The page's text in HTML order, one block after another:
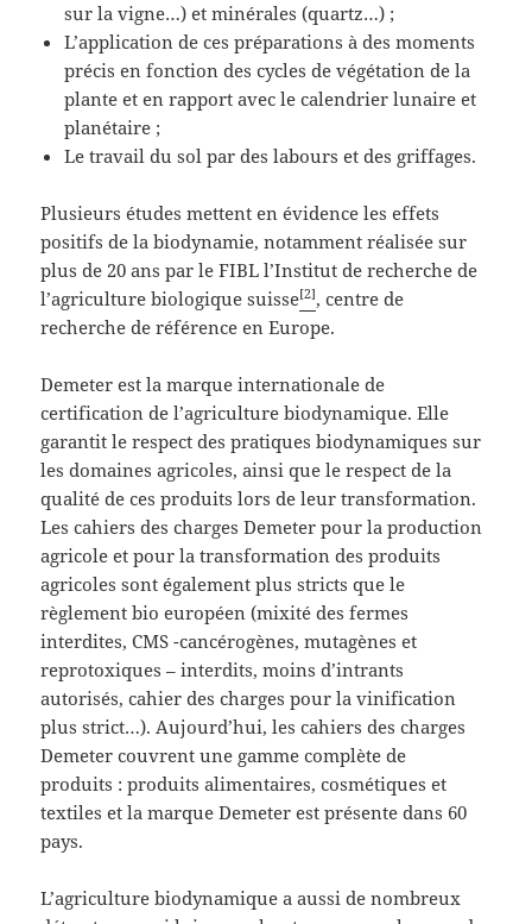
sur la vigne…) et minérales (quartz…) ;
L’application de ces préparations à des moments
précis en fonction des cycles de végétation de la
plante et en rapport avec le calendrier lunaire et
planétaire ;
Le travail du sol par des labours et des griffages.
Plusieurs études mettent en évidence les effets
positifs de la biodynamie, notamment réalisée sur
plus de 20 ans par le FIBL l’Institut de recherche de
l’agriculture biologique suisse[2], centre de
recherche de référence en Europe.
Demeter est la marque internationale de
certification de l’agriculture biodynamique. Elle
garantit le respect des pratiques biodynamiques sur
les domaines agricoles, ainsi que le respect de la
qualité de ces produits lors de leur transformation.
Les cahiers des charges Demeter pour la production
agricole et pour la transformation des produits
agricoles sont également plus stricts que le
règlement bio européen (mixité des fermes
interdites, CMS -cancérogènes, mutagènes et
reprotoxiques – interdits, moins d’intrants
autorisés, cahier des charges pour la vinification
plus strict…). Aujourd’hui, les cahiers des charges
Demeter couvrent une gamme complète de
produits : produits alimentaires, cosmétiques et
textiles et la marque Demeter est présente dans 60
pays.
L’agriculture biodynamique a aussi de nombreux